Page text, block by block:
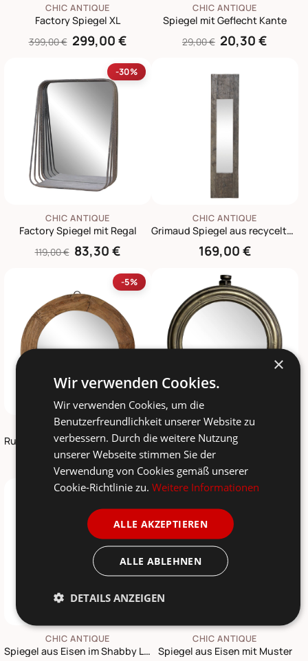
CHIC ANTIQUE
Factory Spiegel XL
399,00 € 299,00 €
CHIC ANTIQUE
Spiegel mit Geflecht Kante
29,00 € 20,30 €
-30%
CHIC ANTIQUE
Factory Spiegel mit Regal
119,00 € 83,30 €
CHIC ANTIQUE
Grimaud Spiegel aus recyceltem Holz
169,00 €
-5%
CHIC ANTIQUE
Runder Grimaud Spiegel mit Holzrahmen
629,00 € 599,00 €
CHIC ANTIQUE
Spiegel antiker Stil
69,90 €
-10%
CHIC ANTIQUE
Spiegel aus Eisen im Shabby Look
CHIC ANTIQUE
Spiegel aus Eisen mit Muster
×
Wir verwenden Cookies.
Wir verwenden Cookies, um die
Benutzerfreundlichkeit unserer Website zu
verbessern. Durch die weitere Nutzung
unserer Webseite stimmen Sie der
Verwendung von Cookies gemäß unserer
Cookie-Richtlinie zu. Weitere Informationen
ALLE AKZEPTIEREN
ALLE ABLEHNEN
DETAILS ANZEIGEN